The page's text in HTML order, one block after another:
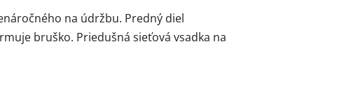
na údržbu. Predný diel
bruško. Priedušná sieťová vsadka na